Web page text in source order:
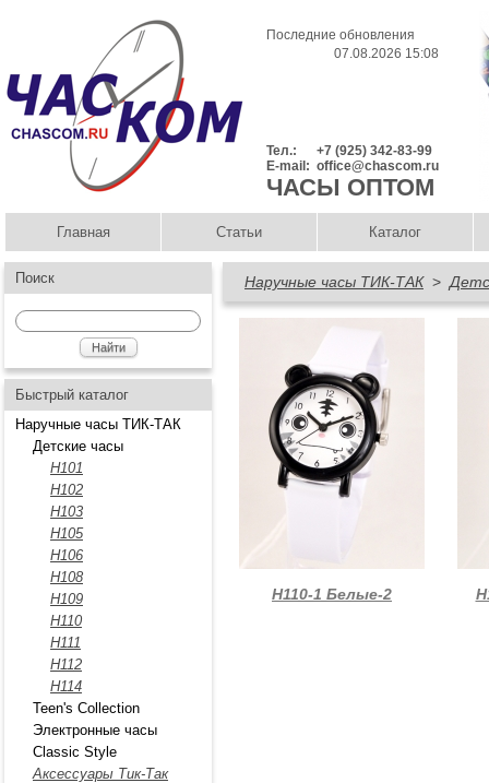
Последние обновления
07.08.2026 15:08
Тел.:
+7 (925) 342-83-99
E-mail: office@chascom.ru
ЧАСЫ ОПТОМ
Главная Статьи Каталог
Поиск
Быстрый каталог
Наручные часы ТИК-ТАК
Детские часы
H101
Н102
H103
H105
Н106
Н108
Н109
Н110
Н111
H112
Н114
Teen's Collection
Электронные часы
Classic Style
Аксессуары Тик-Так
Наручные часы ТИК-ТАК>
Н110-1 Белые-2